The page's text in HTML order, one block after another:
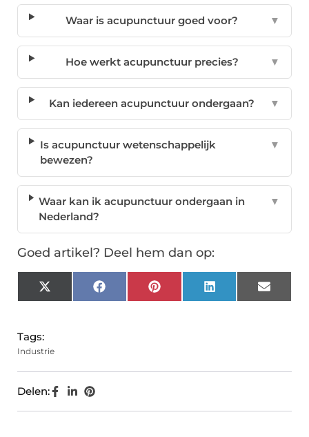
Waar is acupunctuur goed voor? ▼
Hoe werkt acupunctuur precies? ▼
Kan iedereen acupunctuur ondergaan? ▼
Is acupunctuur wetenschappelijk
bewezen?
▼
Waar kan ik acupunctuur ondergaan in
Nederland?
▼
Goed artikel? Deel hem dan op:
X
(Twitter)
FacebookPinterest LinkedIn Email
Tags:
Industrie
Delen: